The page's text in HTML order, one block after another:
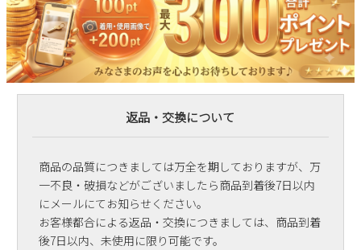
返品・交換について
商品の品質につきましては万全を期しておりますが、万
一不良・破損などがございましたら商品到着後7日以内
にメールにてお知らせください。
お客様都合による返品・交換につきましては、商品到着
後7日以内、未使用に限り可能です。